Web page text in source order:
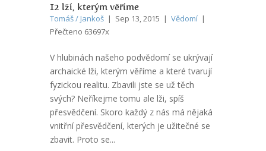
12 lží, kterým věříme
Tomáš / Jankoš | Sep 13, 2015 | Vědomí |
Přečteno 63697x
V hlubinách našeho podvědomí se ukrývají
archaické lži, kterým věříme a které tvarují
fyzickou realitu. Zbavili jste se už těch
svých? Neříkejme tomu ale lži, spíš
přesvědčení. Skoro každý z nás má nějaká
vnitřní přesvědčení, kterých je užitečné se
zbavit. Proto se...